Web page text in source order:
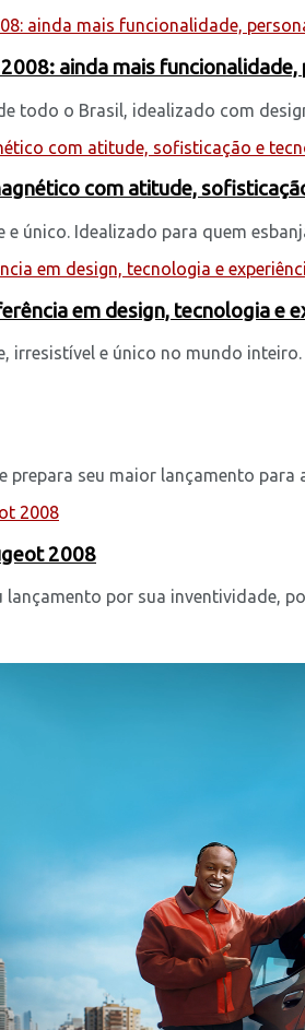
ainda mais
todo o Brasil, idealizado com
com atitude,
único. Idealizado para quem
em design, tecnologia e
irresistível e único no mundo
prepara seu maior lançamento para
2008
lançamento por sua inventividade,